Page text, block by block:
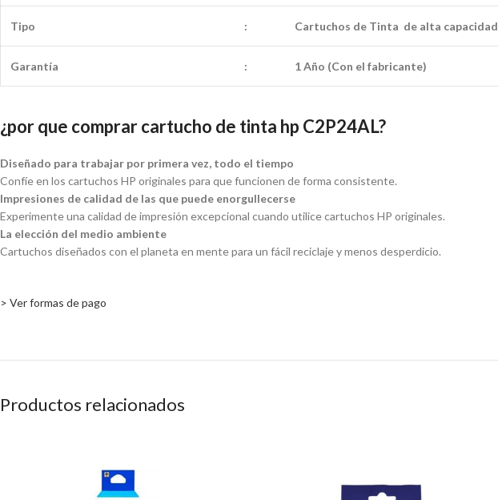
Tipo : Cartuchos de Tinta de alta capacidad
Garantía : 1 Año (Con el fabricante)
¿por que comprar cartucho de tinta hp C2P24AL?
Diseñado para trabajar por primera vez, todo el tiempo
Confíe en los cartuchos HP originales para que funcionen de forma consistente.
Impresiones de calidad de las que puede enorgullecerse
Experimente una calidad de impresión excepcional cuando utilice cartuchos HP originales.
La elección del medio ambiente
Cartuchos diseñados con el planeta en mente para un fácil reciclaje y menos desperdicio.
> Ver formas de pago
Productos relacionados